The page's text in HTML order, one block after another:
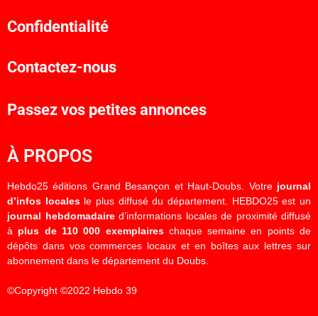
Confidentialité
Contactez-nous
Passez vos petites annonces
À PROPOS
Hebdo25 éditions Grand Besançon et Haut-Doubs. Votre journal
d’infos localesle plus diffusé du département. HEBDO25 est un
journal hebdomadaired’informations locales de proximité diffusé
à plus de 110 000 exemplaireschaque semaine en points de
dépôts dans vos commerces locaux et en boîtes aux lettres sur
abonnement dans le département du Doubs.
©Copyright ©2022 Hebdo 39